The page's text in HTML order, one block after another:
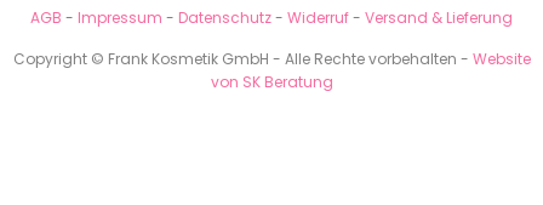
AGB - Impressum - Datenschutz- Widerruf- Versand & Lieferung
Copyright © Frank Kosmetik GmbH - Alle Rechte vorbehalten - Website
von SK Beratung